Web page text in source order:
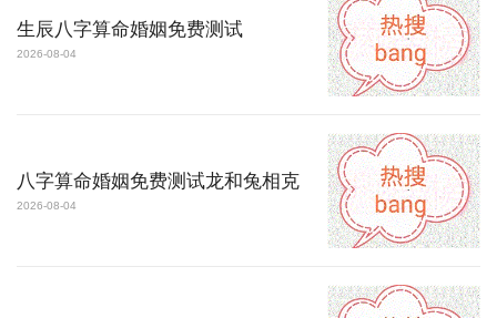
生辰八字算命婚姻免费测试
2026-08-04
八字算命婚姻免费测试龙和兔相克
2026-08-04